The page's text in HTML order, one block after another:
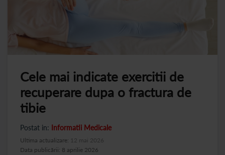
Cele mai indicate exercitii de
recuperare dupa o fractura de
tibie
Postat in: Informatii Medicale
Data publicării: 8 aprilie 2026
Ultima actualizare: 12 mai 2026